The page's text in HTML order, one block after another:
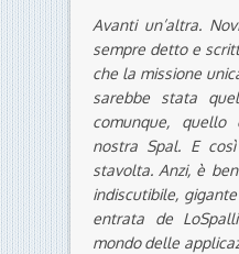
Avanti un’altra.
sempre detto e
che la missione
sarebbe stata
comunque,
nostra Spal. E
stavolta. Anzi, è
indiscutibile,
entrata de
mondo delle